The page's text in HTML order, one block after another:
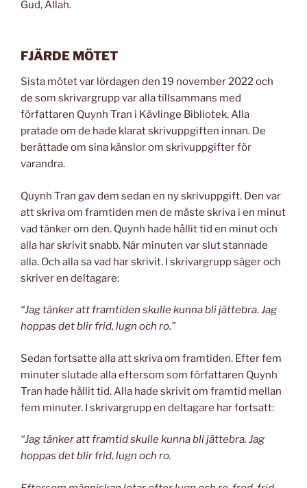
Gud, Allah.
FJÄRDE MÖTET
Sista mötet var lördagen den 19 november 2022 och
de som skrivargrupp var alla tillsammans med
författaren Quynh Tran i Kävlinge Bibliotek. Alla
pratade om de hade klarat skrivuppgiften innan. De
berättade om sina känslor om skrivuppgifter för
varandra.
Quynh Tran gav dem sedan en ny skrivuppgift. Den var
att skriva om framtiden men de måste skriva i en minut
vad tänker om den. Quynh hade hållit tid en minut och
alla har skrivit snabb. När minuten var slut stannade
alla. Och alla sa vad har skrivit. I skrivargrupp säger och
skriver en deltagare:
“Jag tänker att framtiden skulle kunna bli jättebra. Jag
hoppas det blir frid, lugn och ro.”
Sedan fortsatte alla att skriva om framtiden. Efter fem
minuter slutade alla eftersom som författaren Quynh
Tran hade hållit tid. Alla hade skrivit om framtid mellan
fem minuter. I skrivargrupp en deltagare har fortsatt:
“Jag tänker att framtid skulle kunna bli jättebra. Jag
hoppas det blir frid, lugn och ro.